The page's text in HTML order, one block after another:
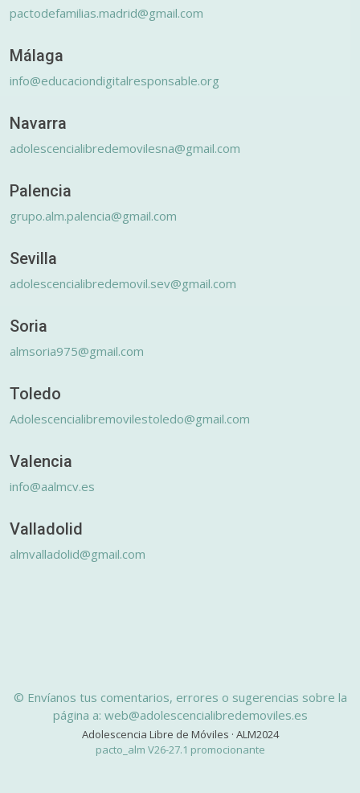
pactodefamilias.madrid@gmail.com
Málaga
info@educaciondigitalresponsable.org
Navarra
adolescencialibredemovilesna@gmail.com
Palencia
grupo.alm.palencia@gmail.com
Sevilla
adolescencialibredemovil.sev@gmail.com
Soria
almsoria975@gmail.com
Toledo
Adolescencialibremovilestoledo@gmail.com
Valencia
info@aalmcv.es
Valladolid
almvalladolid@gmail.com
© Envíanos tus comentarios, errores o sugerencias sobre la
página a: web@adolescencialibredemoviles.es
Adolescencia Libre de Móviles · ALM2024
pacto_alm V26-27.1 promocionante